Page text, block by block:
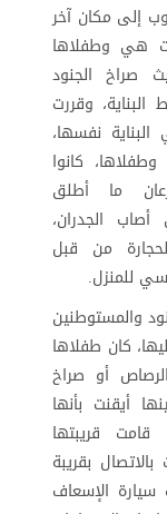
إلى مكان آخر
هي وطفلاها
صراخ الجنود
وقررت
نفسها،
كانوا
ما أطلق
الجدران،
من قبل
للمنزل.
والمستوطنين
كان طفلاها
أو صراخ
أيقنت بأنها
قامت قريبتها
بقريبة
الإسعاف